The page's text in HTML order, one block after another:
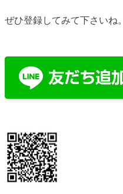
ぜひ登録してみて下さいね。